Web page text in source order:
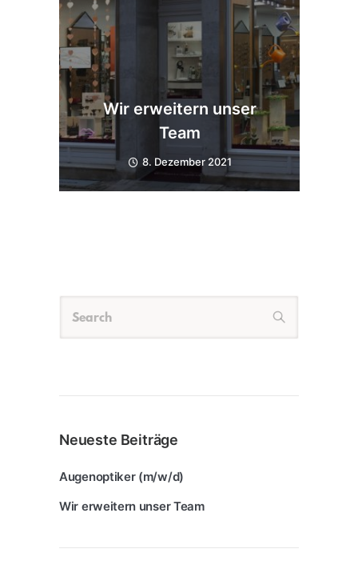
Wir erweitern unser
Team
8. Dezember 2021
Neueste Beiträge
Augenoptiker (m/w/d)
Wir erweitern unser Team